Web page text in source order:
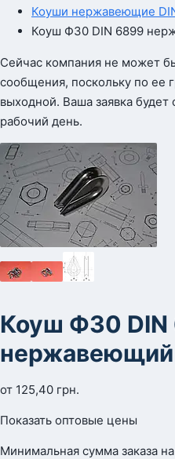
Коуши нержавеющие
Коуш Ф30 DIN 6899
Сейчас компания не может
сообщения, поскольку по ее
выходной. Ваша заявка
рабочий день.
Коуш Ф30 DIN
нержавеющий
от 125,40 грн.
Показать оптовые цены
Минимальная сумма заказа